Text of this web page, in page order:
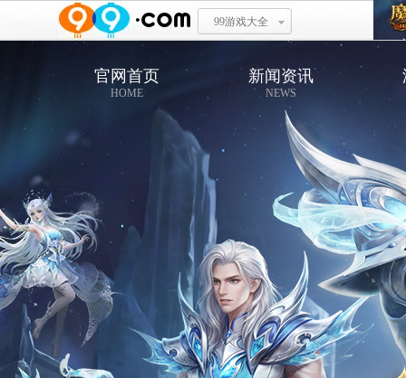
99游戏大全
官网首页
HOME
新闻资讯
NEWS